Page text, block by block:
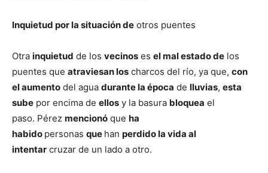
Inquietud por la situación de otros puentes
Otra inquietud de los vecinos es el mal estado de los
puentes que atraviesan los charcos del río, ya que, con
el aumento del agua durante la época de lluvias, esta
sube por encima de ellos y la basura bloquea el
paso. Pérez mencionó que ha
habido personas que han perdido la vida al
intentar cruzar de un lado a otro.